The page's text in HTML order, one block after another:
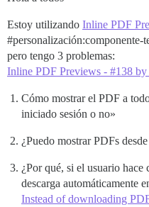
Estoy utilizando Inline PDF
#personalización:componente-
pero tengo 3 problemas:
Inline PDF Previews - #138
Cómo mostrar el PDF a
iniciado sesión o no»
¿Puedo mostrar PDFs
¿Por qué, si el usuario
descarga automáticamente
Instead of downloading